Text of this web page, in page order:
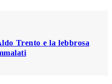
Trento e la lebbrosa